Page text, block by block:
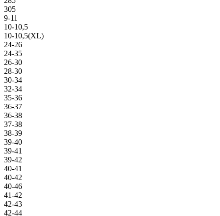
305
9-11
10-10,5
10-10,5(XL)
24-26
24-35
26-30
28-30
30-34
32-34
35-36
36-37
36-38
37-38
38-39
39-40
39-41
39-42
40-41
40-42
40-46
41-42
42-43
42-44